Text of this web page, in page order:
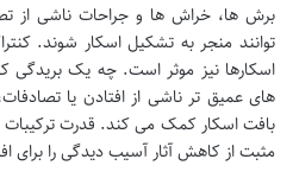
برش ها، خراش ها و جراحات ناشی از
توانند منجر به تشکیل اسکار شوند.
اسکارها نیز موثر است. چه یک بریدگی
های عمیق تر ناشی از افتادن یا
بافت اسکار کمک می کند. قدرت ترکیبات
مثبت از کاهش آثار آسیب دیدگی را برای